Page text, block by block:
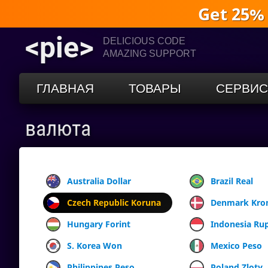
Get
<pie>
DELICIOUS CODE
AMAZING SUPPORT
ГЛАВНАЯ ТОВАРЫ
валюта
Australia Dollar Brazil Real
Czech Republic Koruna
Denmark
Hungary Forint
Indonesia
S. Korea Won
Mexico Peso